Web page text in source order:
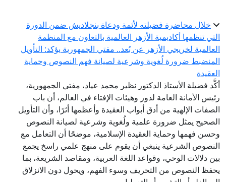
خلال محاضرة فضيلته لأئمة ودعاة بنجلاديش ضمن الدورة
التي تنظمها أكاديمية الأزهر العالمية بالتعاون مع المنظمة
العالمية لخريجي الأزهر عن بُعد.. مفتي الجمهورية يؤكد: التأويل
المنضبط ضرورة لُغوية وشرعية لصيانة فهم النصوص وحماية
العقيدة
أكَّد فضيلة الأستاذ الدكتور نظير محمد عياد، مفتي الجمهورية،
رئيس الأمانة العامة لدور وهيئات الإفتاء في العالم، أن باب
الصفات الإلهية من أدق أبواب العقيدة وأعظمها أثرًا، وأن التأويل
الصحيح يمثل ضرورة علمية ولُغوية وشرعية لصيانة النصوص
وحسن فهمها وحماية العقيدة الإسلامية، موضحًا أن التعامل مع
النصوص الشرعية ينبغي أن يقوم على منهج علمي راسخ يجمع
بين دلالات الوحي، وقواعد اللغة العربية، ومقاصد الشريعة، بما
يحفظ النصوص من التحريف وسوء الفهم، ويحول دون الانزلاق